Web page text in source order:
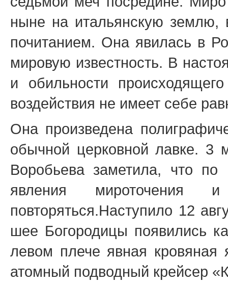
ныне на итальянскую землю,
почитанием. Она явилась в
мировую известность. В
и обильности
воздействия не имеет себе
Она произведена
обычной церковной лавке. 3
Воробьева заметила, что по
явления мироточения
повторяться.Наступило 12
шее Богородицы появились
левом плече явная кровяная
атомный подводный крейсер